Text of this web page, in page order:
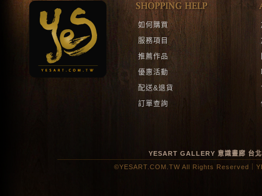
如何購買
服務項目
推薦作品
優惠活動
配送&退貨
訂單查詢
YESART GALLERY 意識畫廊 台
©YESART.COM.TW All Rights Reserved｜